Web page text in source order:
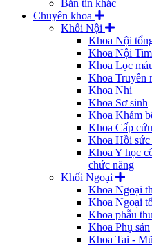
Bản tin khác
Chuyên khoa
Khối Nội
Khoa Nội
Khoa Nội
Khoa Lọc
Khoa Truyền
Khoa Nhi
Khoa Sơ sinh
Khoa Khám
Khoa Cấp cứu
Khoa Hồi
Khoa Y học
chức năng
Khối Ngoại
Khoa Ngoại
Khoa Ngoại
Khoa phẫu
Khoa Phụ sản
Khoa Tai -